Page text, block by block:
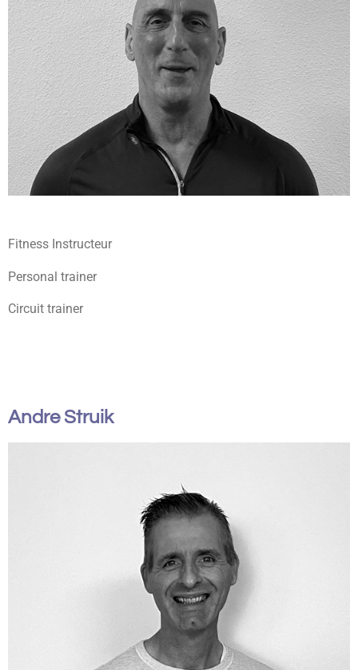
Fitness Instructeur
Personal trainer
Circuit trainer
Andre Struik